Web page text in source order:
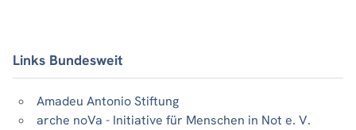
Links Bundesweit
Amadeu Antonio Stiftung
arche noVa - Initiative für Menschen in Not e. V.